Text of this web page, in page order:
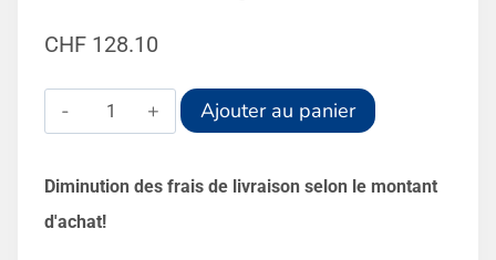
CHF 128.10
quantité
de
Mix
Alternatif
Ajouter au panier
Diminution des frais de livraison selon le montant
d'achat!